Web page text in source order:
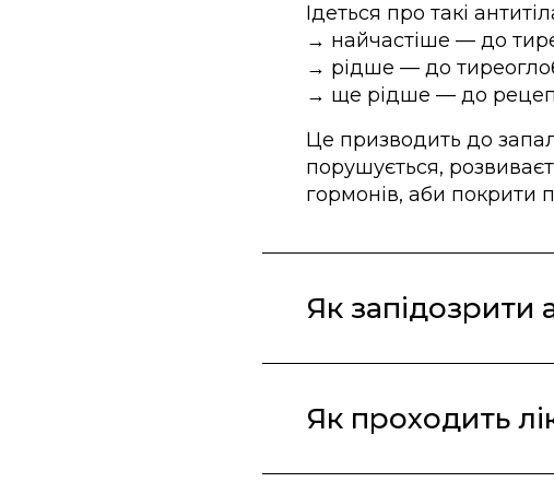
Ідеться про такі
→ найчастіше — до
→ рідше — до
→ ще рідше — до
Це призводить до
порушується,
гормонів, аби покрити
Як запідозрити
Як проходить